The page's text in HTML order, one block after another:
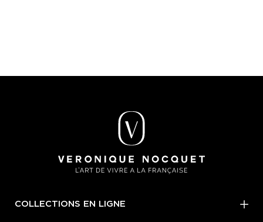
COLLECTIONS EN LIGNE